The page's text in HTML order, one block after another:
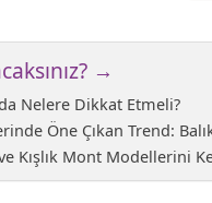
→
Nelere Dikkat Etmeli?
Öne Çıkan Trend:
Kışlık Mont Modellerini